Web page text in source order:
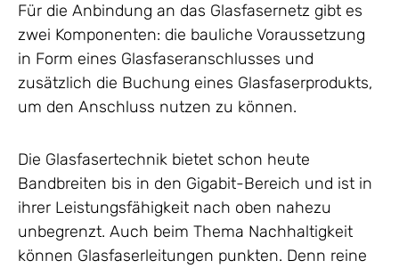
Für die Anbindung an das Glasfasernetz gibt es
zwei Komponenten: die bauliche Voraussetzung
in Form eines Glasfaseranschlusses und
zusätzlich die Buchung eines Glasfaserprodukts,
um den Anschluss nutzen zu können.
Die Glasfasertechnik bietet schon heute
Bandbreiten bis in den Gigabit-Bereich und ist in
ihrer Leistungsfähigkeit nach oben nahezu
unbegrenzt. Auch beim Thema Nachhaltigkeit
können Glasfaserleitungen punkten. Denn reine